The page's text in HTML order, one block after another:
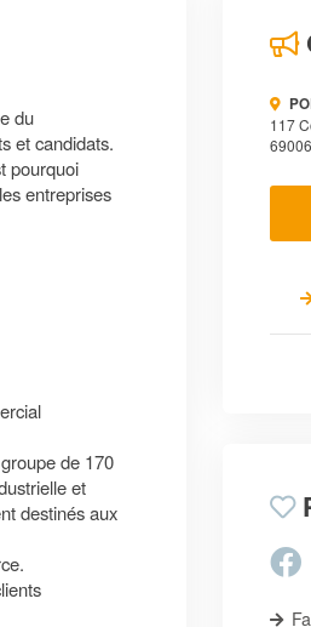
du
et candidats.
pourquoi
entreprises
de 170
et
destinés aux
117